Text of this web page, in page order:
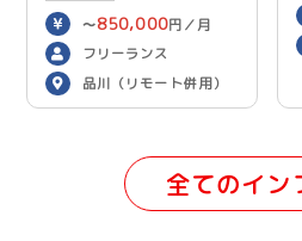
〜850,000円／月
フリーランス
品川（リモート併用）
全てのイン